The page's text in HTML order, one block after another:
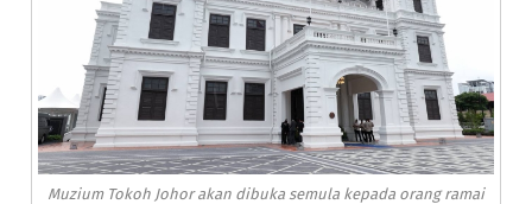
Muzium Tokoh Johor akan dibuka semula kepada orang ramai